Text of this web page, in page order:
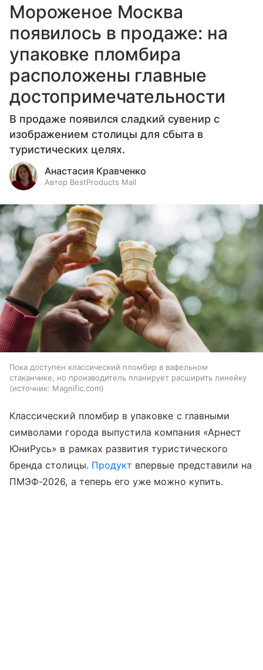
Мороженое Москва
появилось в продаже: на
упаковке пломбира
расположены главные
достопримечательности
В продаже появился сладкий сувенир с
изображением столицы для сбыта в
туристических целях.
Анастасия Кравченко
Автор BestProducts Mail
Пока доступен классический пломбир в вафельном
стаканчике, но производитель планирует расширить линейку
источник: Magnific.com
Классический пломбир в упаковке с главными
символами города выпустила компания «Арнест
ЮниРусь» в рамках развития туристического
бренда столицы. Продукт впервые представили на
ПМЭФ-2026, а теперь его уже можно купить.